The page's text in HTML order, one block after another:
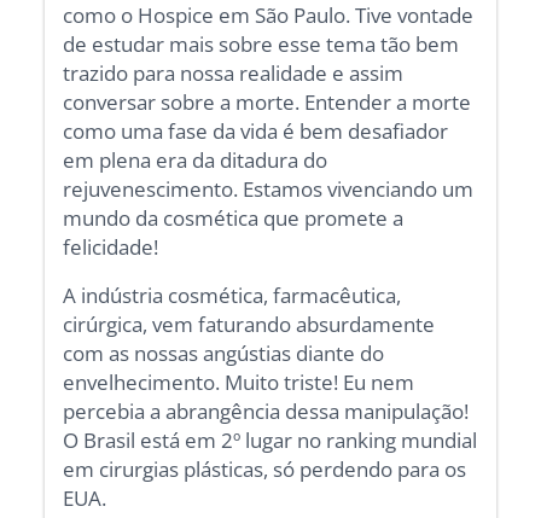
como o Hospice em São Paulo. Tive vontade
de estudar mais sobre esse tema tão bem
trazido para nossa realidade e assim
conversar sobre a morte. Entender a morte
como uma fase da vida é bem desafiador
em plena era da ditadura do
rejuvenescimento. Estamos vivenciando um
mundo da cosmética que promete a
felicidade!
A indústria cosmética, farmacêutica,
cirúrgica, vem faturando absurdamente
com as nossas angústias diante do
envelhecimento. Muito triste! Eu nem
percebia a abrangência dessa manipulação!
O Brasil está em 2º lugar no ranking mundial
em cirurgias plásticas, só perdendo para os
EUA.